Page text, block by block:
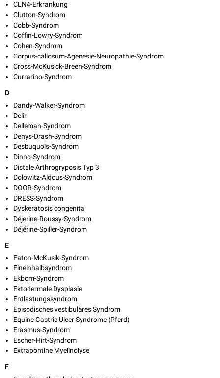
CLN4-Erkrankung
Clutton-Syndrom
Cobb-Syndrom
Coffin-Lowry-Syndrom
Cohen-Syndrom
Corpus-callosum-Agenesie-Neuropathie-Syndrom
Cross-McKusick-Breen-Syndrom
Currarino-Syndrom
D
Dandy-Walker-Syndrom
Delir
Delleman-Syndrom
Denys-Drash-Syndrom
Desbuquois-Syndrom
Dinno-Syndrom
Distale Arthrogryposis Typ 3
Dolowitz-Aldous-Syndrom
DOOR-Syndrom
DRESS-Syndrom
Dyskeratosis congenita
Déjerine-Roussy-Syndrom
Déjérine-Spiller-Syndrom
E
Eaton-McKusik-Syndrom
Eineinhalbsyndrom
Ekbom-Syndrom
Ektodermale Dysplasie
Entlastungssyndrom
Episodisches vestibuläres Syndrom
Equine Gastric Ulcer Syndrome (Pferd)
Erasmus-Syndrom
Escher-Hirt-Syndrom
Extrapontine Myelinolyse
F